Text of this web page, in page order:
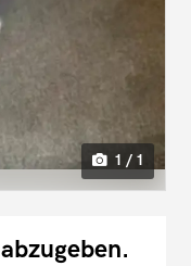
1 / 1